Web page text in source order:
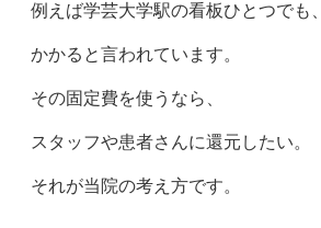
例えば学芸大学駅の看板ひとつでも
かかると言われています。
その固定費を使うなら、
スタッフや患者さんに還元したい。
それが当院の考え方です。